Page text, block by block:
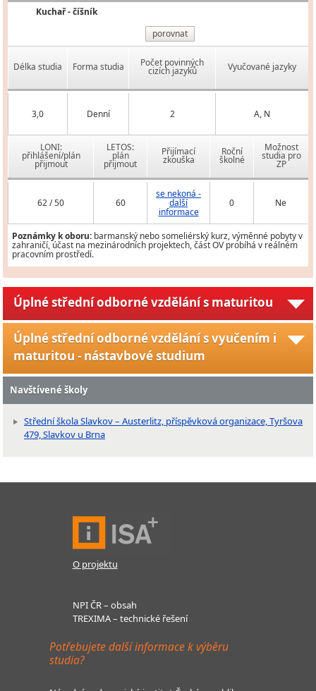
Kuchař - číšník
porovnat
Délka studia Forma studia Počet povinných
cizích jazyků Vyučované jazyky
3,0 Denní 2 A, N
LONI:
přihlášení/plán
přijmout
LETOS:
plán
přijmout
Přijímací
zkouška
Roční
školné
Možnost
studia pro
ZP
62 / 50 60
se nekoná -
další
informace
0 Ne
Poznámky k oboru: barmanský nebo someliérský kurz, výměnné pobyty v
zahraničí, účast na mezinárodních projektech, část OV probíhá v reálném
pracovním prostředí.
Úplné střední odborné vzdělání s maturitou
Úplné střední odborné vzdělání s vyučením i
maturitou - nástavbové studium
Navštívené školy
Střední škola Slavkov – Austerlitz, příspěvková organizace, Tyršova
479, Slavkov u Brna
O projektu
NPI ČR – obsah
TREXIMA – technické řešení
Potřebujete další informace k výběru
studia?